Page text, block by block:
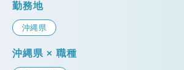
勤務地
沖縄県
沖縄県 × 職種